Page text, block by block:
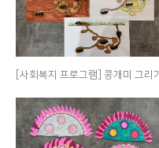
[사회복지 프로그램] 콩개미 그리기